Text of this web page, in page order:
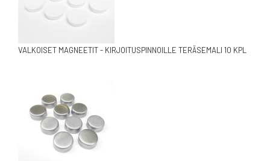
VALKOISET MAGNEETIT - KIRJOITUSPINNOILLE TERÄSEMALI 10 KPL